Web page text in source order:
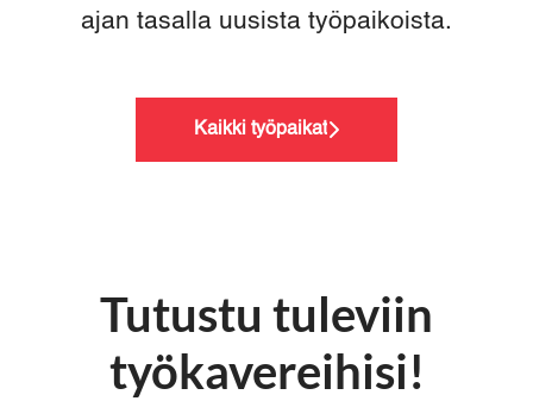
ajan tasalla uusista työpaikoista.
Kaikki työpaikat
Tutustu tuleviin
työkavereihisi!